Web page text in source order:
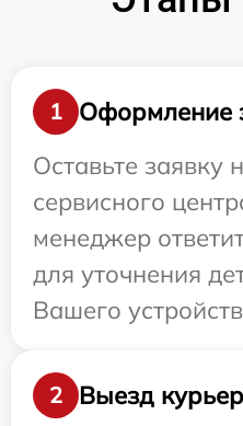
1
Оформление
Оставьте заявку
сервисного
менеджер
для уточнения
Вашего
2
Выезд